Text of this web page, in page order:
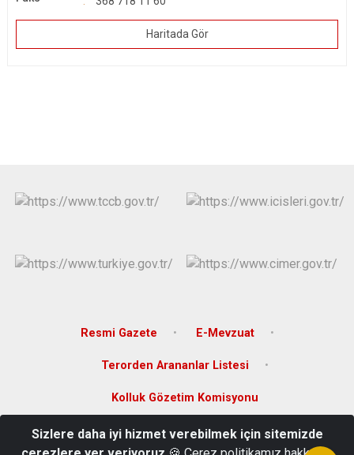
Haritada Gör
Resmi Gazete E-Mevzuat
Terorden Arananlar Listesi
Kolluk Gözetim Komisyonu
Hamidiye Mh. Atatürk Cd. No:8 Hükümet Konağı Gerze/SİNOP
Sizlere daha iyi hizmet verebilmek için sitemizde